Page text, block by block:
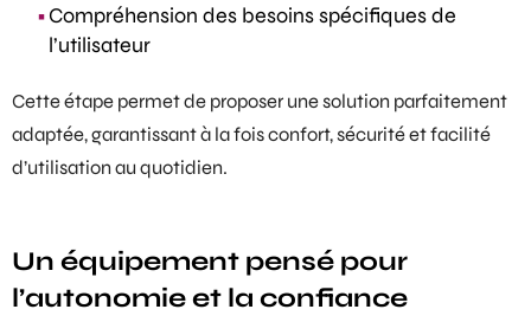
Compréhension des besoins spécifiques de
l’utilisateur
Cette étape permet de proposer une solution parfaitement
adaptée, garantissant à la fois confort, sécurité et facilité
d’utilisation au quotidien.
Un équipement pensé pour
l’autonomie et la confiance